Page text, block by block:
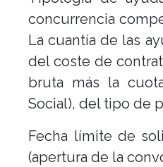
concurrencia
La cuantía de las
del coste de
bruta más la
Social), del tipo de
Fecha límite de
(apertura de la